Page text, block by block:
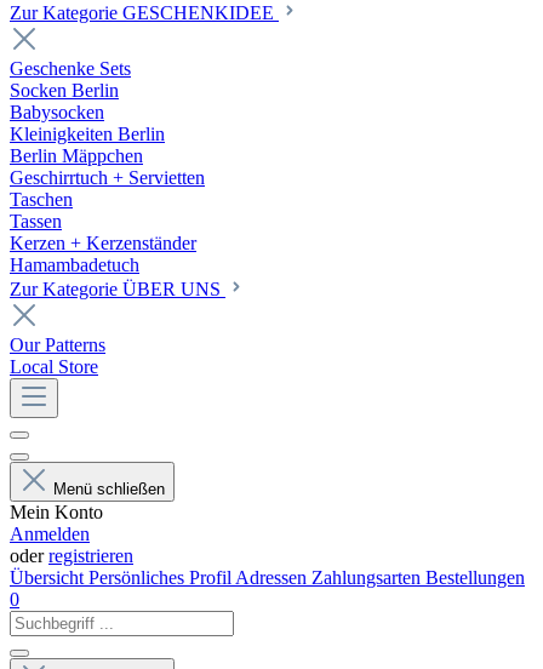
Zur Kategorie GESCHENKIDEE
Geschenke Sets
Socken Berlin
Babysocken
Kleinigkeiten Berlin
Berlin Mäppchen
Geschirrtuch + Servietten
Taschen
Tassen
Kerzen + Kerzenständer
Hamambadetuch
Zur Kategorie ÜBER UNS
Our Patterns
Local Store
Menü schließen
Mein Konto
Anmelden
oderregistrieren
Übersicht Persönliches Profil Adressen Zahlungsarten Bestellungen
0